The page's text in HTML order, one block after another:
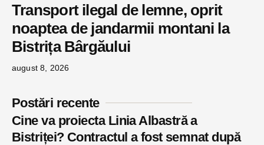
Transport ilegal de lemne, oprit
noaptea de jandarmii montani la
Bistrița Bârgăului
august 8, 2026
Postări recente
Cine va proiecta Linia Albastră a
Bistriței? Contractul a fost semnat după